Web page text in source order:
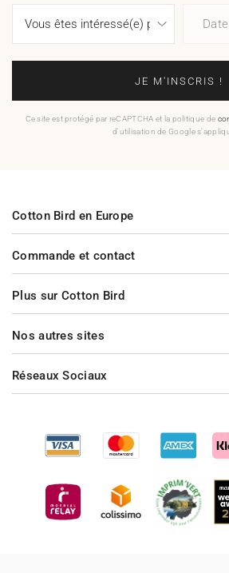
Date
JE M'INSCRIS !
Ce site est protégé par reCAPTCHA et la politique de
d'utilisation de Google
Commande et contact
Plus sur Cotton Bird
Cotton Bird en Europe
Nos autres sites
Réseaux Sociaux